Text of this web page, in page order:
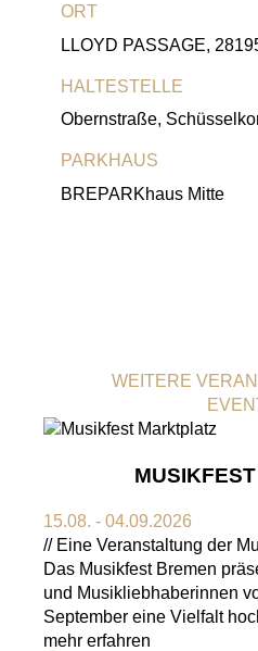
ORT
LLOYD PASSAGE,
HALTESTELLE
Obernstraße,
PARKHAUS
BREPARKhaus Mitte
WEITERE
15.08. - 04.09.2026
// Eine Veranstaltung der
Das Musikfest Bremen
und Musikliebhaberinnen
September eine Vielfalt
mehr erfahren